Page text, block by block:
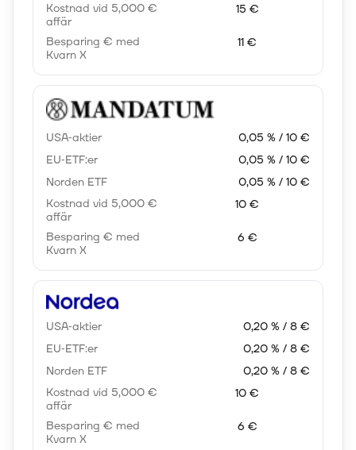
Kostnad vid 5,000 €
affär
15 €
Besparing € med
Kvarn X
11 €
USA‑aktier
0,05 % / 10 €
EU‑ETF:er
0,05 % / 10 €
Norden ETF
0,05 % / 10 €
Kostnad vid 5,000 €
affär
10 €
Besparing € med
Kvarn X
6 €
USA‑aktier
0,20 % / 8 €
EU‑ETF:er
0,20 % / 8 €
Norden ETF
0,20 % / 8 €
Kostnad vid 5,000 €
affär
10 €
Besparing € med
Kvarn X
6 €